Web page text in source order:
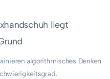
algorithmisches Denken